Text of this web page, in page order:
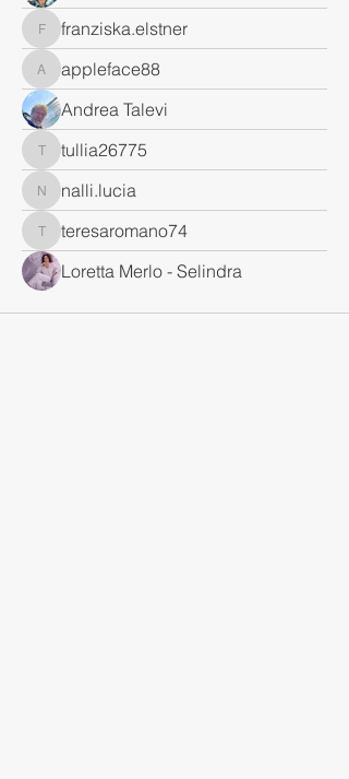
franziska.elstner
franziska.elstner
appleface88
appleface88
Andrea Talevi
tullia26775
tullia26775
nalli.lucia
nalli.lucia
teresaromano74
teresaromano74
Loretta Merlo - Selindra